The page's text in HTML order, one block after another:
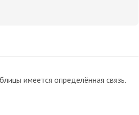
имеется определённая связь.